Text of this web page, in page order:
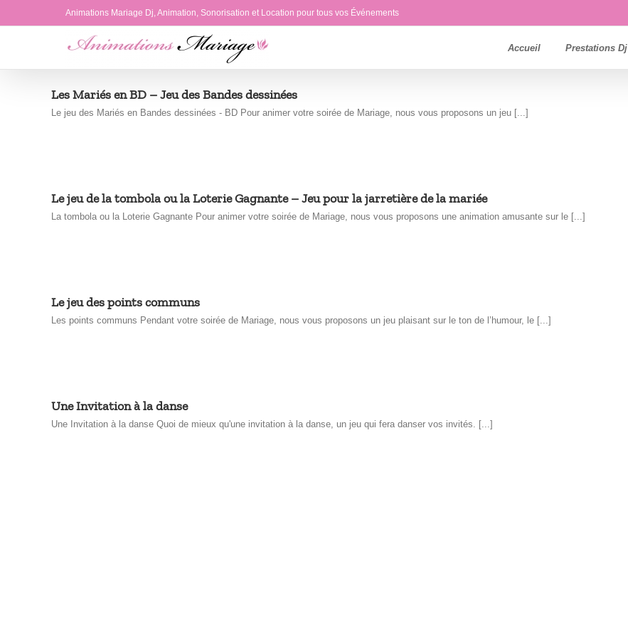
Animations Mariage Dj, Animation, Sonorisation et Location pour tous vos Événements
Accueil Prestations Dj
Les Mariés en BD – Jeu des Bandes dessinées
Le jeu des Mariés en Bandes dessinées - BD Pour animer votre soirée de Mariage, nous vous proposons un jeu [...]
Le jeu de la tombola ou la Loterie Gagnante – Jeu pour la jarretière de la mariée
La tombola ou la Loterie Gagnante Pour animer votre soirée de Mariage, nous vous proposons une animation amusante sur le [...]
Le jeu des points communs
Les points communs Pendant votre soirée de Mariage, nous vous proposons un jeu plaisant sur le ton de l’humour, le [...]
Une Invitation à la danse
Une Invitation à la danse Quoi de mieux qu'une invitation à la danse, un jeu qui fera danser vos invités. [...]